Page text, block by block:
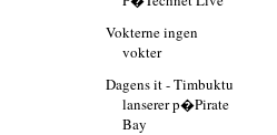
Vokterne ingen
vokter
Dagens it - Timbuktu
lanserer p�Pirate
Bay